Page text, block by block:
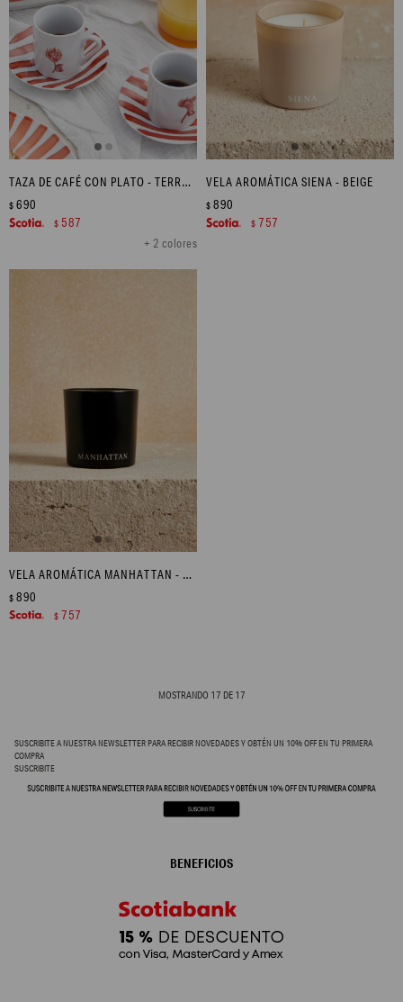
TAZA DE CAFÉ CON PLATO - TERRACOTA EN FLOR
+ 2 colores
$ 690
$ 587
VELA AROMÁTICA SIENA - BEIGE
$ 890
$ 757
VELA AROMÁTICA MANHATTAN - NEGRO
$ 890
$ 757
MOSTRANDO 17 DE 17
SUSCRIBITE A NUESTRA NEWSLETTER PARA RECIBIR NOVEDADES Y OBTÉN UN 10% OFF EN TU PRIMERA
COMPRA
SUSCRIBITE
BENEFICIOS